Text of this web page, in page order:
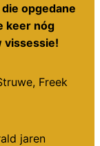
opgedane
keer nóg
vissessie!
Freek
jaren